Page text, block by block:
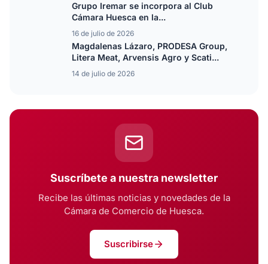
Grupo Iremar se incorpora al Club
Cámara Huesca en la...
16 de julio de 2026
Magdalenas Lázaro, PRODESA Group,
Litera Meat, Arvensis Agro y Scati...
14 de julio de 2026
Suscríbete a nuestra newsletter
Recibe las últimas noticias y novedades de la
Cámara de Comercio de Huesca.
Suscribirse